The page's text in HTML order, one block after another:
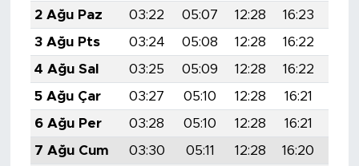
2 Ağu Paz
03:22 05:07 12:28 16:23
3 Ağu Pts
03:24 05:08 12:28 16:22
4 Ağu Sal
03:25 05:09 12:28 16:22
5 Ağu Çar
03:27 05:10 12:28 16:21
6 Ağu Per
03:28 05:10 12:28 16:21
7 Ağu Cum
03:30 05:11 12:28 16:20